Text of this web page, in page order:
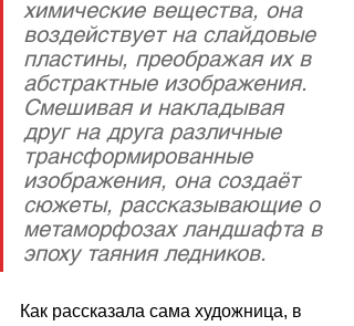
химические вещества, она
воздействует на слайдовые
пластины, преображая их в
абстрактные изображения.
Смешивая и накладывая
друг на друга различные
трансформированные
изображения, она создаёт
сюжеты, рассказывающие о
метаморфозах ландшафта в
эпоху таяния ледников.
Как рассказала сама художница, в